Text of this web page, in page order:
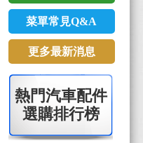
菜單常見Q&A
更多最新消息
熱門汽車配件
選購排行榜